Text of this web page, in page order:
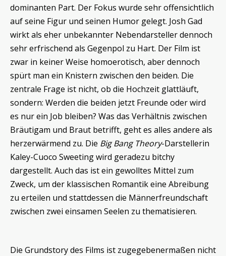
dominanten Part. Der Fokus wurde sehr offensichtlich
auf seine Figur und seinen Humor gelegt. Josh Gad
wirkt als eher unbekannter Nebendarsteller dennoch
sehr erfrischend als Gegenpol zu Hart. Der Film ist
zwar in keiner Weise homoerotisch, aber dennoch
spürt man ein Knistern zwischen den beiden. Die
zentrale Frage ist nicht, ob die Hochzeit glattläuft,
sondern: Werden die beiden jetzt Freunde oder wird
es nur ein Job bleiben? Was das Verhältnis zwischen
Bräutigam und Braut betrifft, geht es alles andere als
herzerwärmend zu. Die Big Bang Theory-Darstellerin
Kaley-Cuoco Sweeting wird geradezu bitchy
dargestellt. Auch das ist ein gewolltes Mittel zum
Zweck, um der klassischen Romantik eine Abreibung
zu erteilen und stattdessen die Männerfreundschaft
zwischen zwei einsamen Seelen zu thematisieren.
Die Grundstory des Films ist zugegebenermaßen nicht